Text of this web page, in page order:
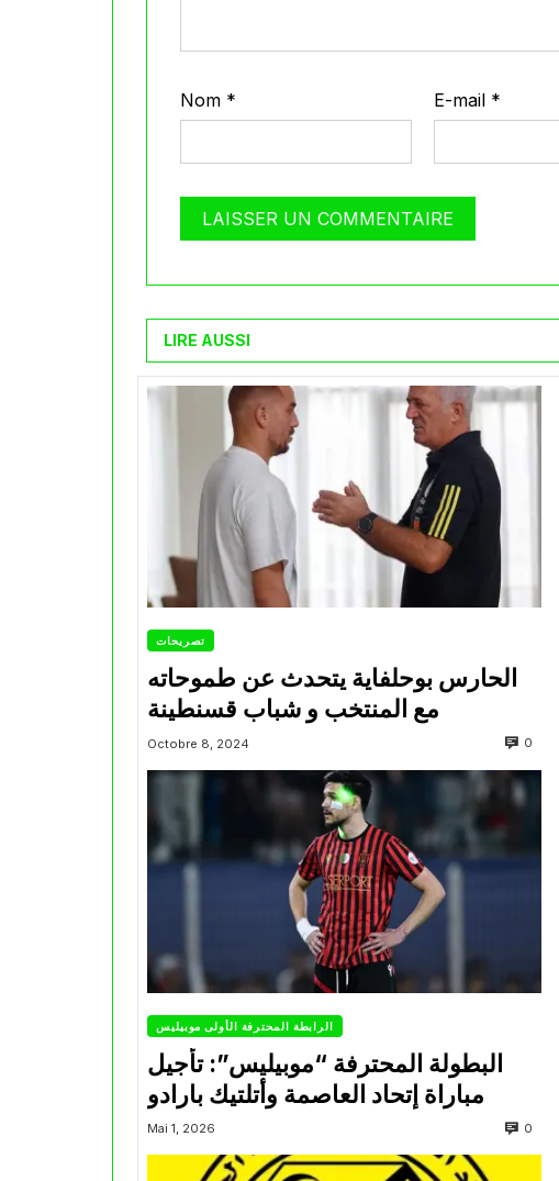
Nom * E-mail *
LIRE AUSSI
تصريحات
الحارس بوحلفاية يتحدث عن طموحاته
مع المنتخب و شباب قسنطينة
Octobre 8, 2024 0
الرابطة المحترفة الأولى موبيليس
البطولة المحترفة “موبيليس”: تأجيل
مباراة إتحاد العاصمة وأتلتيك بارادو
Mai 1, 2026 0